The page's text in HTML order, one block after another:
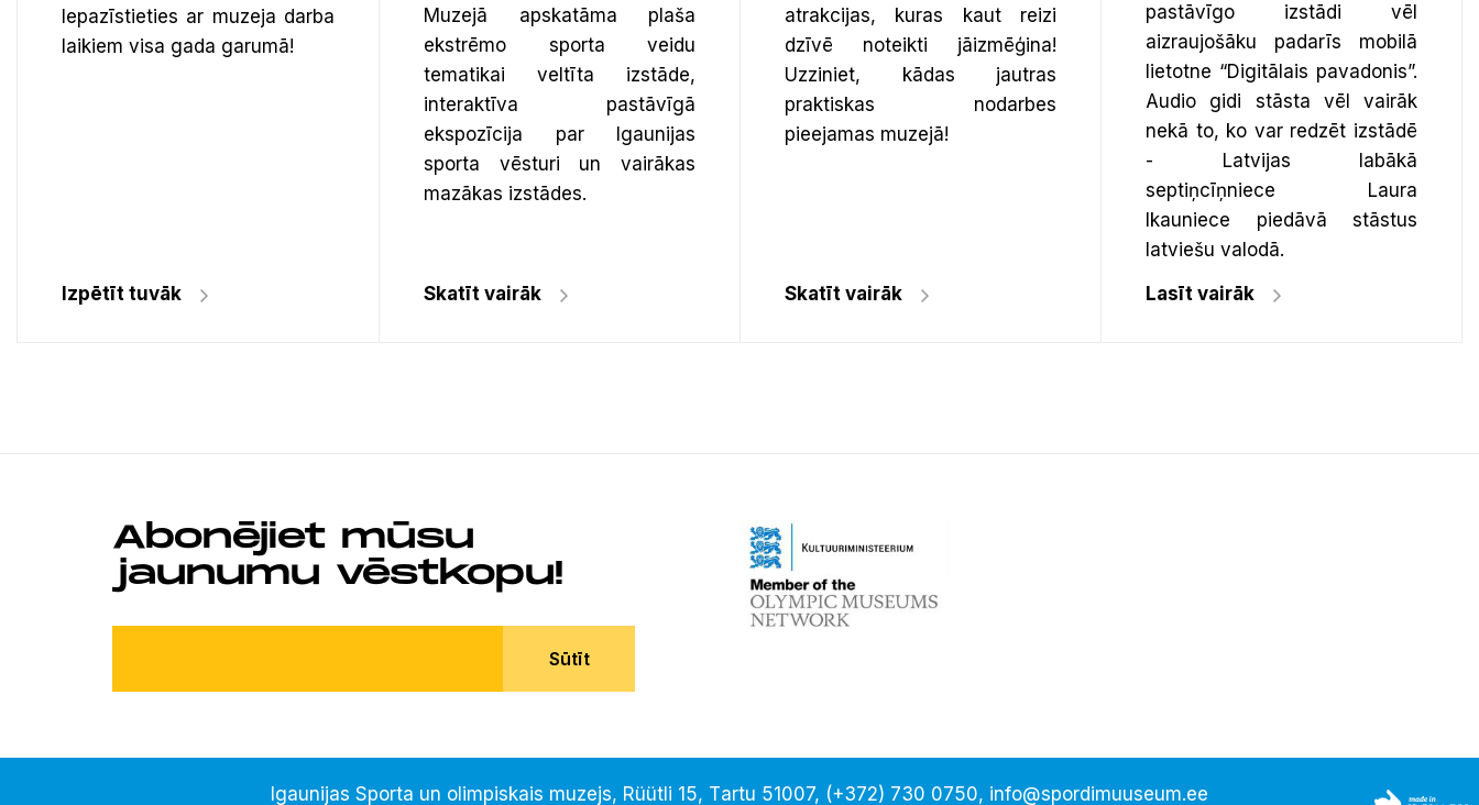
Iepazīstieties ar muzeja darba
laikiem visa gada garumā!
Izpētīt tuvāk
Muzejā apskatāma plaša
ekstrēmo sporta veidu
tematikai veltīta izstāde,
interaktīva pastāvīgā
ekspozīcija par Igaunijas
sporta vēsturi un vairākas
mazākas izstādes.
Skatīt vairāk
atrakcijas, kuras kaut reizi
dzīvē noteikti jāizmēģina!
Uzziniet, kādas jautras
praktiskas nodarbes
pieejamas muzejā!
Skatīt vairāk
pastāvīgo izstādi vēl
aizraujošāku padarīs mobilā
lietotne “Digitālais pavadonis”.
Audio gidi stāsta vēl vairāk
nekā to, ko var redzēt izstādē
- Latvijas labākā
septiņcīņniece Laura
Ikauniece piedāvā stāstus
latviešu valodā.
Lasīt vairāk
Abonējiet mūsu
jaunumu vēstkopu!
Sūtīt
Igaunijas Sporta un olimpiskais muzejs, Rüütli 15, Тartu 51007, (+372) 730 0750, info@spordimuuseum.ee